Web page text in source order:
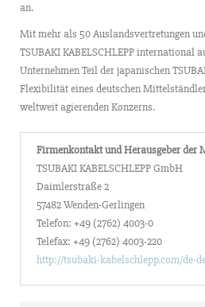
an.
Mit mehr als 50 Auslandsvertretungen
TSUBAKI KABELSCHLEPP international
Unternehmen Teil der japanischen
Flexibilität eines deutschen
weltweit agierenden Konzerns.
Firmenkontakt und Herausgeber der
TSUBAKI KABELSCHLEPP GmbH
Daimlerstraße 2
57482 Wenden-Gerlingen
Telefon: +49 (2762) 4003-0
Telefax: +49 (2762) 4003-220
http://tsubaki-kabelschlepp.com/de-